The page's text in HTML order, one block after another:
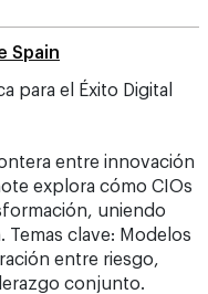
Spain
para el Éxito Digital
entre innovación
explora cómo CIOs
uniendo
Temas clave: Modelos
entre riesgo,
conjunto.